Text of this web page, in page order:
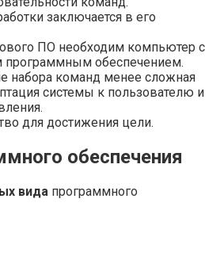
заключается в его
ПО необходим компьютер с
программным обеспечением.
набора команд менее сложная
системы к пользователю и
для достижения цели.
обеспечения
вида программного